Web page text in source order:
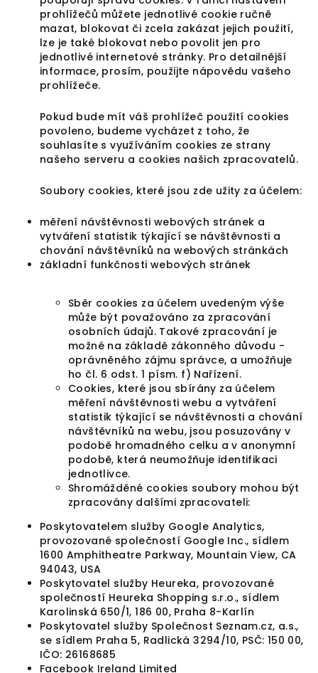
prohlížečů můžete jednotlivé cookie ručně
mazat, blokovat či zcela zakázat jejich použití,
lze je také blokovat nebo povolit jen pro
jednotlivé internetové stránky. Pro detailnější
informace, prosím, použijte nápovědu vašeho
prohlížeče.
Pokud bude mít váš prohlížeč použití cookies
povoleno, budeme vycházet z toho, že
souhlasíte s využíváním cookies ze strany
našeho serveru a cookies našich zpracovatelů.
Soubory cookies, které jsou zde užity za účelem:
měření návštěvnosti webových stránek a
vytváření statistik týkající se návštěvnosti a
chování návštěvníků na webových stránkách
základní funkčnosti webových stránek
Sběr cookies za účelem uvedeným výše
může být považováno za zpracování
osobních údajů. Takové zpracování je
možné na základě zákonného důvodu -
oprávněného zájmu správce, a umožňuje
ho čl. 6 odst. 1 písm. f) Nařízení.
Cookies, které jsou sbírány za účelem
měření návštěvnosti webu a vytváření
statistik týkající se návštěvnosti a chování
návštěvníků na webu, jsou posuzovány v
podobě hromadného celku a v anonymní
podobě, která neumožňuje identifikaci
jednotlivce.
Shromážděné cookies soubory mohou být
zpracovány dalšími zpracovateli:
Poskytovatelem služby Google Analytics,
provozované společností Google Inc., sídlem
1600 Amphitheatre Parkway, Mountain View, CA
94043, USA
Poskytovatel služby Heureka, provozované
společností Heureka Shopping s.r.o., sídlem
Karolinská 650/1, 186 00, Praha 8-Karlín
Poskytovatel služby Společnost Seznam.cz, a.s.,
se sídlem Praha 5, Radlická 3294/10, PSČ: 150 00,
IČO: 26168685
Facebook Ireland Limited